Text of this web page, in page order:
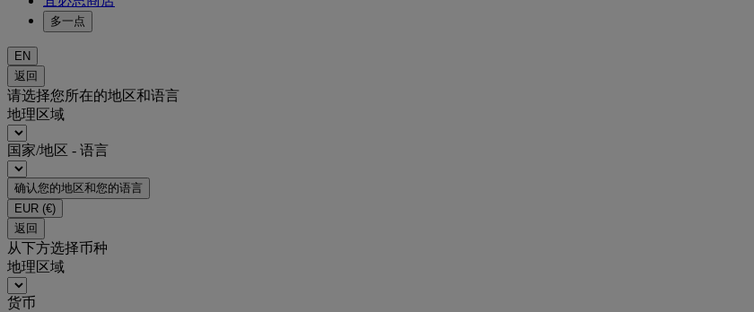
多一点
EN
返回
请选择您所在的地区和语言
地理区域
国家/地区 - 语言
确认您的地区和您的语言
EUR (€)
返回
从下方选择币种
地理区域
货币